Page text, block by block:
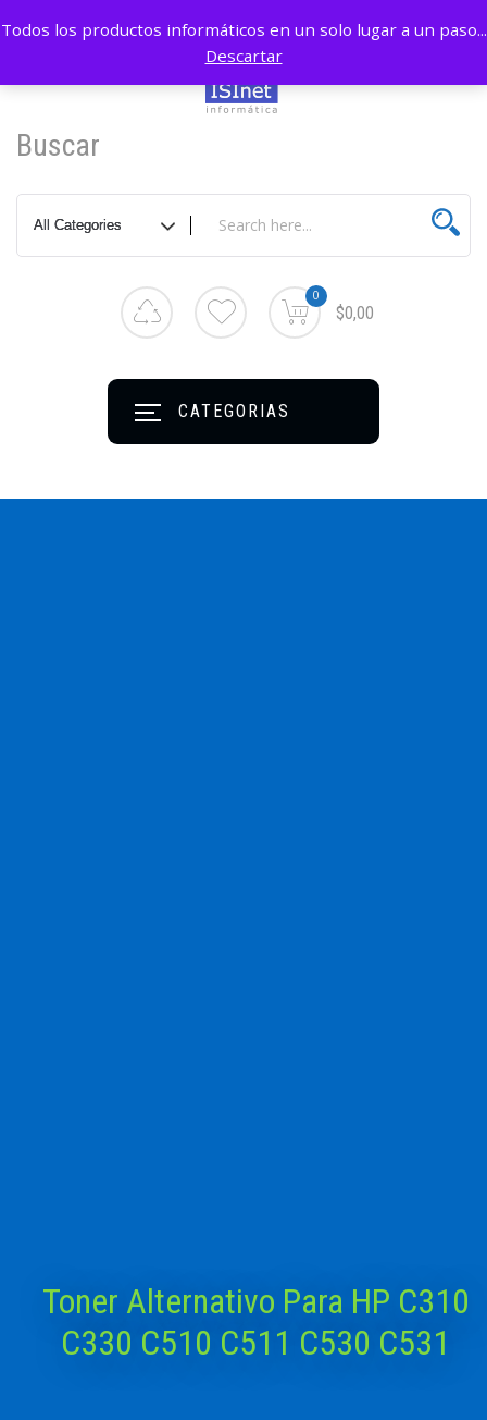
Buscar
0
$0,00
CATEGORIAS
Toner Alternativo Para HP C310
C330 C510 C511 C530 C531
Todos los productos informáticos en un solo lugar a un paso...
Descartar